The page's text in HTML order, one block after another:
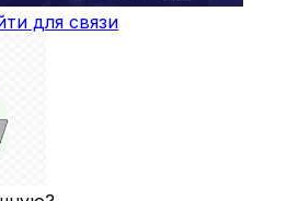
для связи